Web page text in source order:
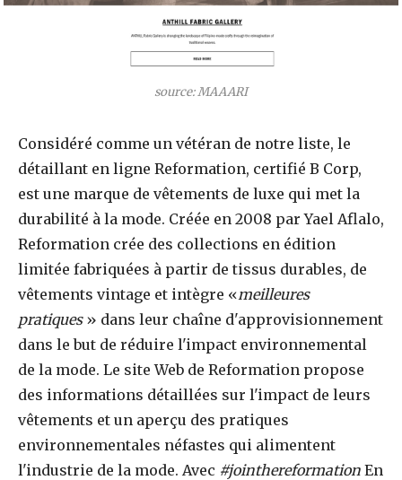
source: MAAARI
Considéré comme un vétéran de notre liste, le
détaillant en ligne Reformation, certifié B Corp,
est une marque de vêtements de luxe qui met la
durabilité à la mode. Créée en 2008 par Yael Aflalo,
Reformation crée des collections en édition
limitée fabriquées à partir de tissus durables, de
vêtements vintage et intègre «meilleures
pratiques» dans leur chaîne d'approvisionnement
dans le but de réduire l'impact environnemental
de la mode. Le site Web de Reformation propose
des informations détaillées sur l'impact de leurs
vêtements et un aperçu des pratiques
environnementales néfastes qui alimentent
l'industrie de la mode. Avec #jointhereformation En